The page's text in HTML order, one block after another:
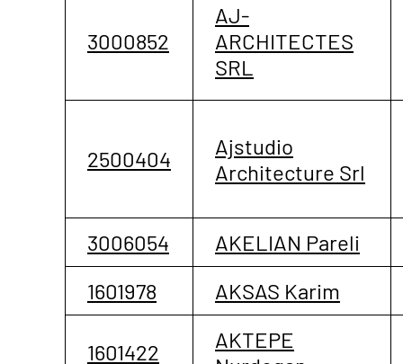
3000852
AJ-
ARCHITECTES
SRL
2500404
Ajstudio
Architecture Srl
3006054
AKELIAN Pareli
1601978
AKSAS Karim
1601422
AKTEPE